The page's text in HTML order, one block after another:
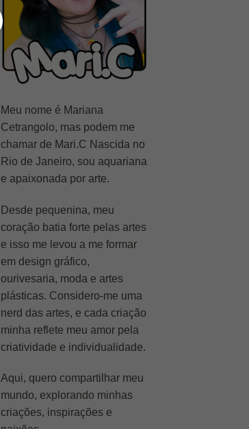
Meu nome é Mariana
Cetrangolo, mas podem me
chamar de Mari.C Nascida no
Rio de Janeiro, sou aquariana
e apaixonada por arte.
Desde pequenina, meu
coração batia forte pelas artes
e isso me levou a me formar
em design gráfico,
ourivesaria, moda e artes
plásticas. Considero-me uma
nerd das artes, e cada criação
minha reflete meu amor pela
criatividade e individualidade.
Aqui, quero compartilhar meu
mundo, explorando minhas
criações, inspirações e